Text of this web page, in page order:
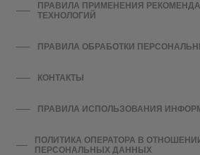
ПРАВИЛА ПРИМЕНЕНИЯ
ТЕХНОЛОГИЙ
ПРАВИЛА ОБРАБОТКИ
КОНТАКТЫ
ПРАВИЛА ИСПОЛЬЗОВАНИЯ
ПОЛИТИКА ОПЕРАТОРА В
ПЕРСОНАЛЬНЫХ ДАННЫХ